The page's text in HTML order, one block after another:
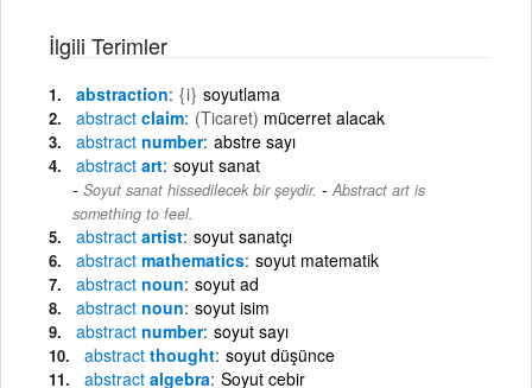
İlgili Terimler
abstraction {i} soyutlama
abstract claim (Ticaret) mücerret alacak
abstract number abstre sayı
abstract art soyut sanat
Soyut sanat hissedilecek bir şeydir. - Abstract art is
something to feel.
abstract artist soyut sanatçı
abstract mathematics soyut matematik
abstract noun soyut ad
abstract noun soyut isim
abstract number soyut sayı
abstract thought soyut düşünce
abstract algebra Soyut cebir